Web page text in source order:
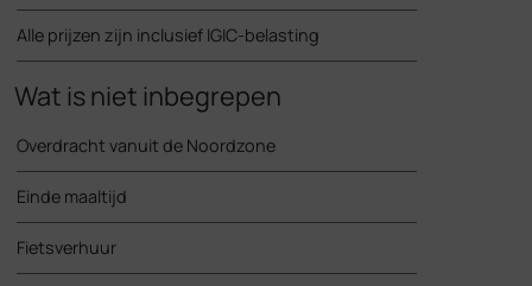
Alle prijzen zijn inclusief IGIC-belasting
Wat is niet inbegrepen
Overdracht vanuit de Noordzone
Einde maaltijd
Fietsverhuur